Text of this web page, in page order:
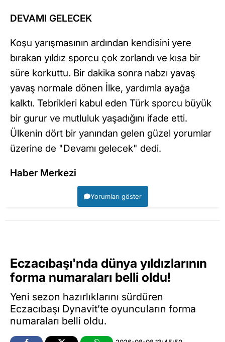
DEVAMI GELECEK
Koşu yarışmasının ardından kendisini yere
bırakan yıldız sporcu çok zorlandı ve kısa bir
süre korkuttu. Bir dakika sonra nabzı yavaş
yavaş normale dönen İlke, yardımla ayağa
kalktı. Tebrikleri kabul eden Türk sporcu büyük
bir gurur ve mutluluk yaşadığını ifade etti.
Ülkenin dört bir yanından gelen güzel yorumlar
üzerine de "Devamı gelecek" dedi.
Haber Merkezi
Yorumları göster
Eczacıbaşı'nda dünya yıldızlarının
forma numaraları belli oldu!
Yeni sezon hazırlıklarını sürdüren
Eczacıbaşı Dynavit’te oyuncuların forma
numaraları belli oldu.